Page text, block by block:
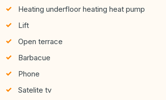
Heating underfloor heating heat pump
Lift
Open terrace
Barbacue
Phone
Satelite tv